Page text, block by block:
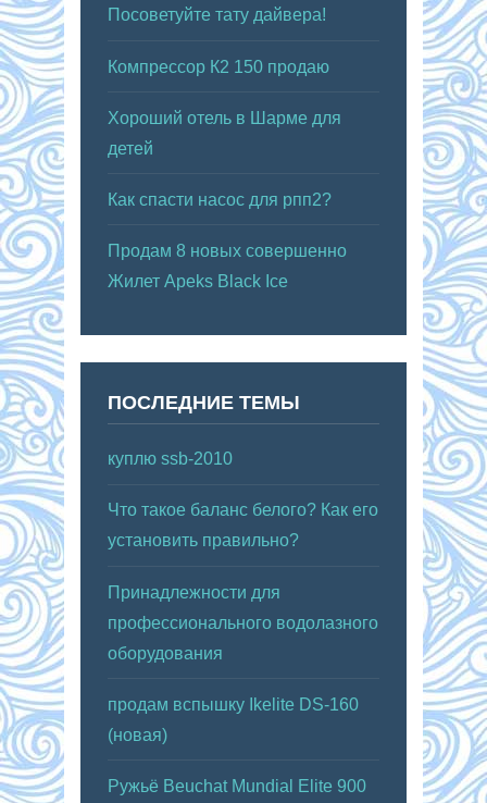
Посоветуйте тату дайвера!
Компрессор К2 150 продаю
Хороший отель в Шарме для
детей
Как спасти насос для рпп2?
Продам 8 новых совершенно
Жилет Apeks Black Ice
ПОСЛЕДНИЕ ТЕМЫ
куплю ssb-2010
Что такое баланс белого? Как его
установить правильно?
Принадлежности для
профессионального водолазного
оборудования
продам вспышку Ikelite DS-160
(новая)
Ружьё Beuchat Mundial Elite 900